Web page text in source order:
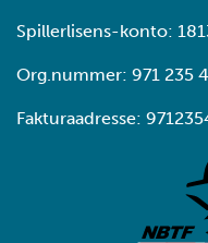
Spillerlisens-konto:
Org.nummer: 971 235
Fakturaadresse: